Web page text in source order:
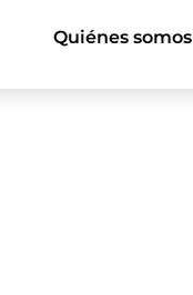
Quiénes somos